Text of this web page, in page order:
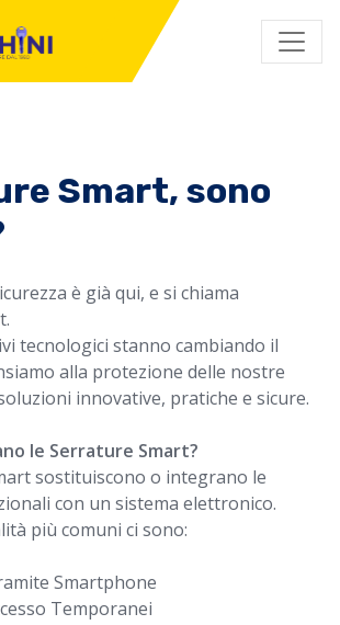
Smart, sono
è già qui, e si chiama
tecnologici stanno cambiando il
alla protezione delle nostre
innovative, pratiche e sicure.
le Serrature Smart?
sostituiscono o integrano le
con un sistema elettronico.
più comuni ci sono:
Smartphone
Temporanei